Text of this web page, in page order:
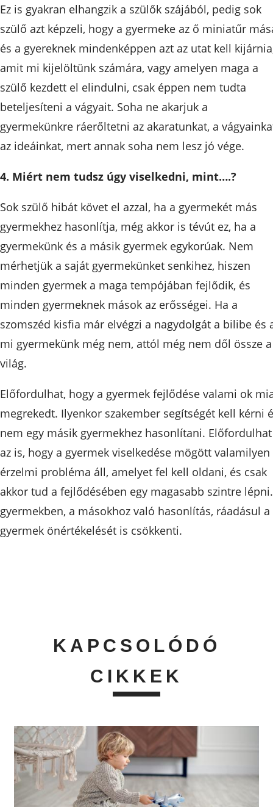
Ez is gyakran elhangzik a szülők szájából, pedig sok
szülő azt képzeli, hogy a gyermeke az ő miniatűr
és a gyereknek mindenképpen azt az utat kell
amit mi kijelöltünk számára, vagy amelyen maga a
szülő kezdett el elindulni, csak éppen nem tudta
beteljesíteni a vágyait. Soha ne akarjuk a
gyermekünkre ráerőltetni az akaratunkat, a
az ideáinkat, mert annak soha nem lesz jó vége.
4. Miért nem tudsz úgy viselkedni, mint….?
Sok szülő hibát követ el azzal, ha a gyermekét más
gyermekhez hasonlítja, még akkor is tévút ez, ha a
gyermekünk és a másik gyermek egykorúak. Nem
mérhetjük a saját gyermekünket senkihez, hiszen
minden gyermek a maga tempójában fejlődik, és
minden gyermeknek mások az erősségei. Ha a
szomszéd kisfia már elvégzi a nagydolgát a bilibe és
mi gyermekünk még nem, attól még nem dől össze a
világ.
Előfordulhat, hogy a gyermek fejlődése valami ok
megrekedt. Ilyenkor szakember segítségét kell kérni
nem egy másik gyermekhez hasonlítani. Előfordulhat
az is, hogy a gyermek viselkedése mögött valamilyen
érzelmi probléma áll, amelyet fel kell oldani, és csak
akkor tud a fejlődésében egy magasabb szintre
gyermekben, a másokhoz való hasonlítás, ráadásul a
gyermek önértékelését is csökkenti.
KAPCSOLÓDÓ
CIKKEK